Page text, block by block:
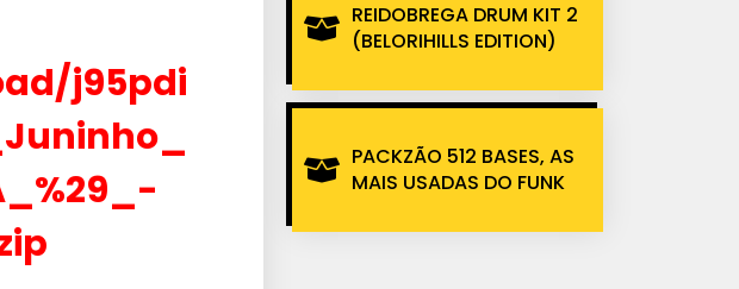
j95pdi
REIDOBREGA DRUM KIT 2
(BELORIHILLS EDITION)
PACKZÃO 512 BASES, AS
MAIS USADAS DO FUNK